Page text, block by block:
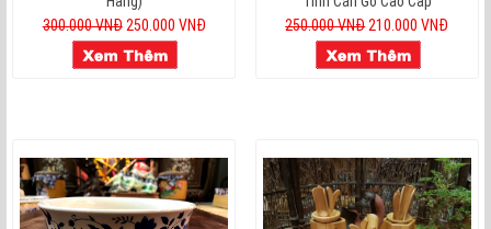
300.000 VNĐ 250.000 VNĐ
250.000 VNĐ210.000 VNĐ